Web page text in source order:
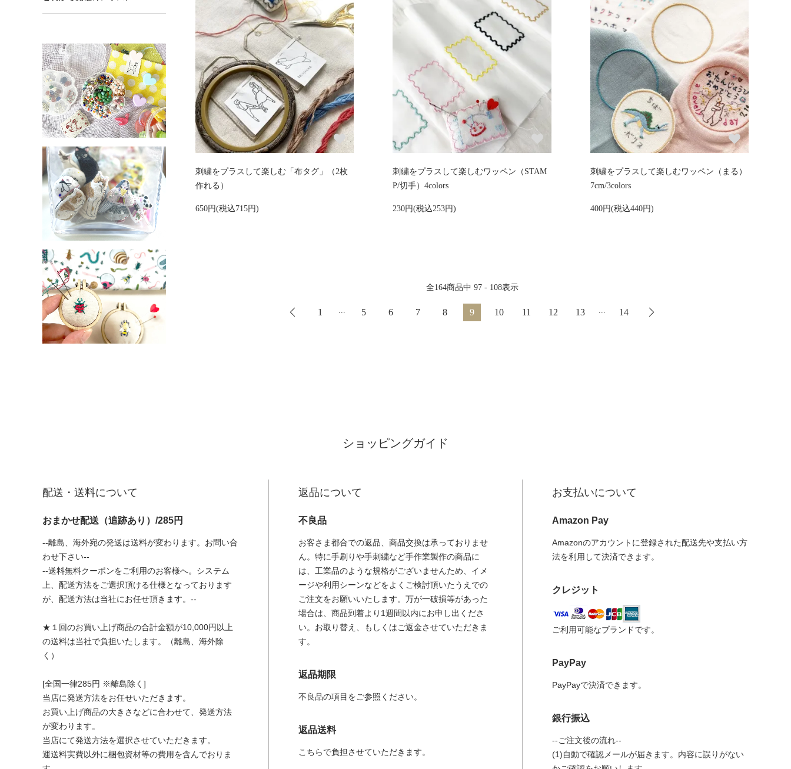
刺繍をプラスして楽しむ「布タグ」（2枚
作れる）
650円(税込715円)
刺繍をプラスして楽しむワッペン（STAM
P/切手）4colors
230円(税込253円)
刺繍をプラスして楽しむワッペン（まる）
7cm/3colors
400円(税込440円)
全164商品中 97 - 108表示
1 ... 5 6 7 8 9 10 11 12 13 ... 14
ショッピングガイド
配送・送料について
おまかせ配送（追跡あり）/285円
--離島、海外宛の発送は送料が変わります。お問い合
わせ下さい--
--送料無料クーポンをご利用のお客様へ。システム
上、配送方法をご選択頂ける仕様となっております
が、配送方法は当社にお任せ頂きます。--
★１回のお買い上げ商品の合計金額が10,000円以上
の送料は当社で負担いたします。（離島、海外除
く）
[全国一律285円 ※離島除く]
当店に発送方法をお任せいただきます。
お買い上げ商品の大きさなどに合わせて、発送方法
が変わります。
当店にて発送方法を選択させていただきます。
運送料実費以外に梱包資材等の費用を含んでおりま
返品について
不良品
お客さま都合での返品、商品交換は承っておりませ
ん。特に手刷りや手刺繍など手作業製作の商品に
は、工業品のような規格がございませんため、イメ
ージや利用シーンなどをよくご検討頂いたうえでの
ご注文をお願いいたします。万が一破損等があった
場合は、商品到着より1週間以内にお申し出くださ
い。お取り替え、もしくはご返金させていただきま
す。
返品期限
不良品の項目をご参照ください。
返品送料
こちらで負担させていただきます。
お支払いについて
Amazon Pay
Amazonのアカウントに登録された配送先や支払い方
法を利用して決済できます。
クレジット
ご利用可能なブランドです。
PayPay
PayPayで決済できます。
銀行振込
--ご注文後の流れ--
(1)自動で確認メールが届きます。内容に誤りがない